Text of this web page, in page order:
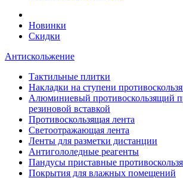
Новинки
Скидки
Антискольжение
Тактильные плитки
Накладки на ступени
Алюминиевый противоскользящий
резиновой вставкой
Противоскользящая лента
Cветоотражающая лента
Ленты для разметки дистанции
Антигололедные реагенты
Пандусы приставные
Покрытия для влажных помещений